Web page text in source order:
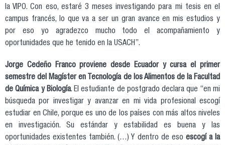
la VIPO. Con eso, estaré 3 meses investigando para mi tesis en el
campus francés, lo que va a ser un gran avance en mis estudios y
por eso yo agradezco mucho todo el acompañamiento y
oportunidades que he tenido en la USACH”.
Jorge Cedeño Franco proviene desde Ecuador y cursa el primer
semestre del Magíster en Tecnología de los Alimentos de la Facultad
de Química y Biología. El estudiante de postgrado declara que “en mi
búsqueda por investigar y avanzar en mi vida profesional escogí
estudiar en Chile, porque es uno de los países con más altos niveles
en investigación. Su estándar y estabilidad es buena y las
oportunidades existentes también. (…) Y dentro de eso escogí a la